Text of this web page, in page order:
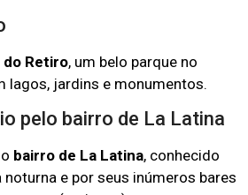
do Retiro, um belo parque no
lagos, jardins e monumentos.
pelo bairro de La Latina
bairro de La Latina, conhecido
noturna e por seus inúmeros bares